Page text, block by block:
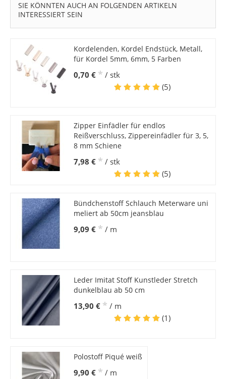
SIE KÖNNTEN AUCH AN FOLGENDEN ARTIKELN
INTERESSIERT SEIN
Kordelenden, Kordel Endstück, Metall,
für Kordel 5mm, 6mm, 5 Farben
0,70 € * / stk
(5)
Zipper Einfädler für endlos
Reißverschluss, Zippereinfädler für 3, 5,
8 mm Schiene
7,98 € * / stk
(5)
Bündchenstoff Schlauch Meterware uni
meliert ab 50cm jeansblau
9,09 € * / m
Leder Imitat Stoff Kunstleder Stretch
dunkelblau ab 50 cm
13,90 € * / m
(1)
Polostoff Piqué weiß
9,90 € * / m